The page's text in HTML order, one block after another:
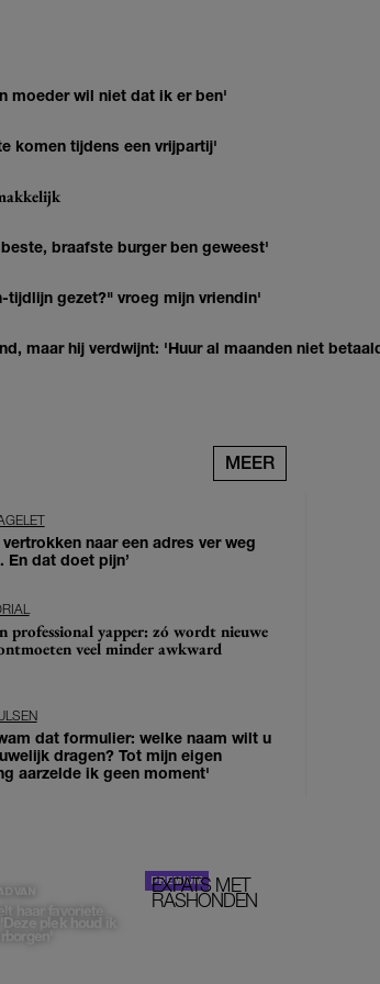
moeder wil niet dat ik er ben'
komen tijdens een vrijpartij'
braafste burger ben geweest'
tijdlijn gezet?" vroeg mijn vriendin'
maar hij verdwijnt: 'Huur al maanden niet
MEER
naar een adres ver weg
En dat doet pijn’
professional yapper: zó wordt nieuwe
veel minder awkward
dat formulier: welke naam wilt u
dragen? Tot mijn eigen
aarzelde ik geen moment'
VAN
haar favoriete
plek houd ik
EXPATS MET
RASHONDEN